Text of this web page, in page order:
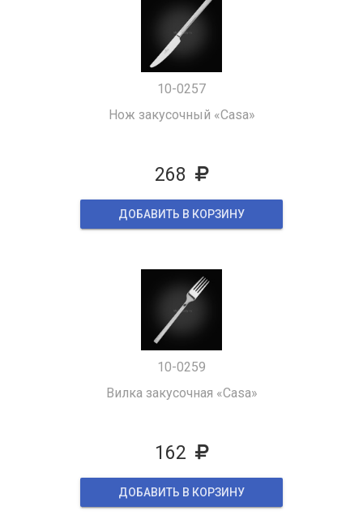
10-0257
Нож закусочный «Casa»
268
ДОБАВИТЬ В КОРЗИНУ
10-0259
Вилка закусочная «Casa»
162
ДОБАВИТЬ В КОРЗИНУ